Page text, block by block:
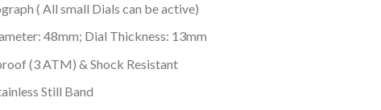
( All small Dials can be active)
48mm; Dial Thickness: 13mm
(3 ATM) & Shock Resistant
Still Band